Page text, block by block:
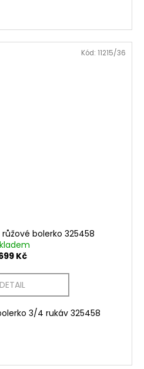
bolerko 325458
Kč
DETAIL
3/4 rukáv 325458
Kód: 11215/36